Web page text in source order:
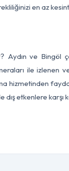
en az
Aydın ve Bingöl
ile izlenen
hizmetinden
etkenlere karşı